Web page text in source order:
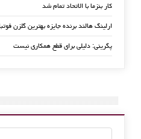
کار بنزما با الاتحاد تمام شد
ارلینگ هالند برنده جایزه بهترین گلزن
پگرینی: دلیلی برای قطع همکاری نیست